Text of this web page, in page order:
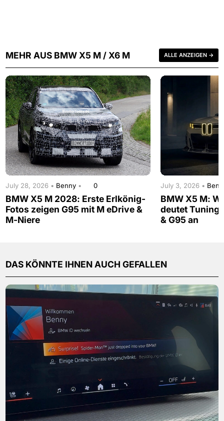
MEHR AUS BMW X5 M / X6 M ALLE ANZEIGEN →
July 28, 2026 • Benny • 0
BMW X5 M 2028: Erste Erlkönig-
Fotos zeigen G95 mit M eDrive &
M-Niere
July 3, 2026 •
BMW X5 M:
deutet
& G95 an
DAS KÖNNTE IHNEN AUCH GEFALLEN